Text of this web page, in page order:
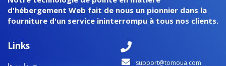
d'hébergement Web fait de nous un pionnier dans la
fourniture d'un service ininterrompu à tous nos clients.
Links
support@tomoua.com